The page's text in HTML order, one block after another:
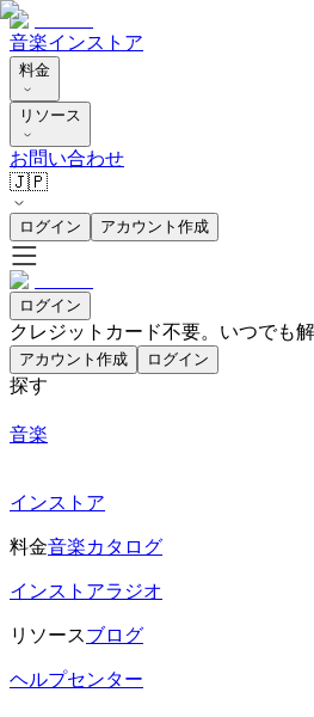
音楽インストア
料金
リソース
お問い合わせ
🇯🇵
ログイン アカウント作成
ログイン
クレジットカード不要。いつでも解
アカウント作成 ログイン
探す
音楽
インストア
料金音楽カタログ
インストアラジオ
リソースブログ
ヘルプセンター